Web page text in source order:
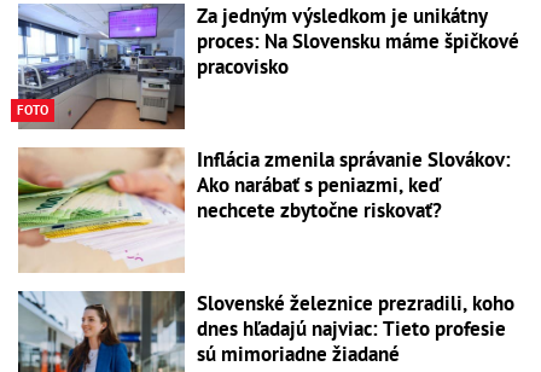
FOTO
Za jedným výsledkom je unikátny
proces: Na Slovensku máme špičkové
pracovisko
Inflácia zmenila správanie Slovákov:
Ako narábať s peniazmi, keď
nechcete zbytočne riskovať?
Slovenské železnice prezradili, koho
dnes hľadajú najviac: Tieto profesie
sú mimoriadne žiadané